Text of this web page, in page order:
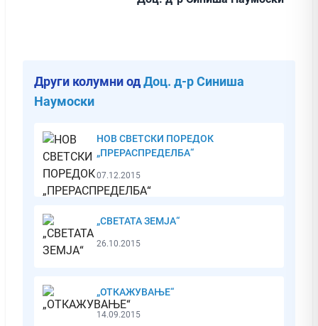
Други колумни одДоц. д-р Синиша
Наумоски
НОВ СВЕТСКИ ПОРЕДОК
„ПРЕРАСПРЕДЕЛБА“
07.12.2015
„СВЕТАТА ЗЕМЈА“
26.10.2015
„ОТКАЖУВАЊЕ“
14.09.2015